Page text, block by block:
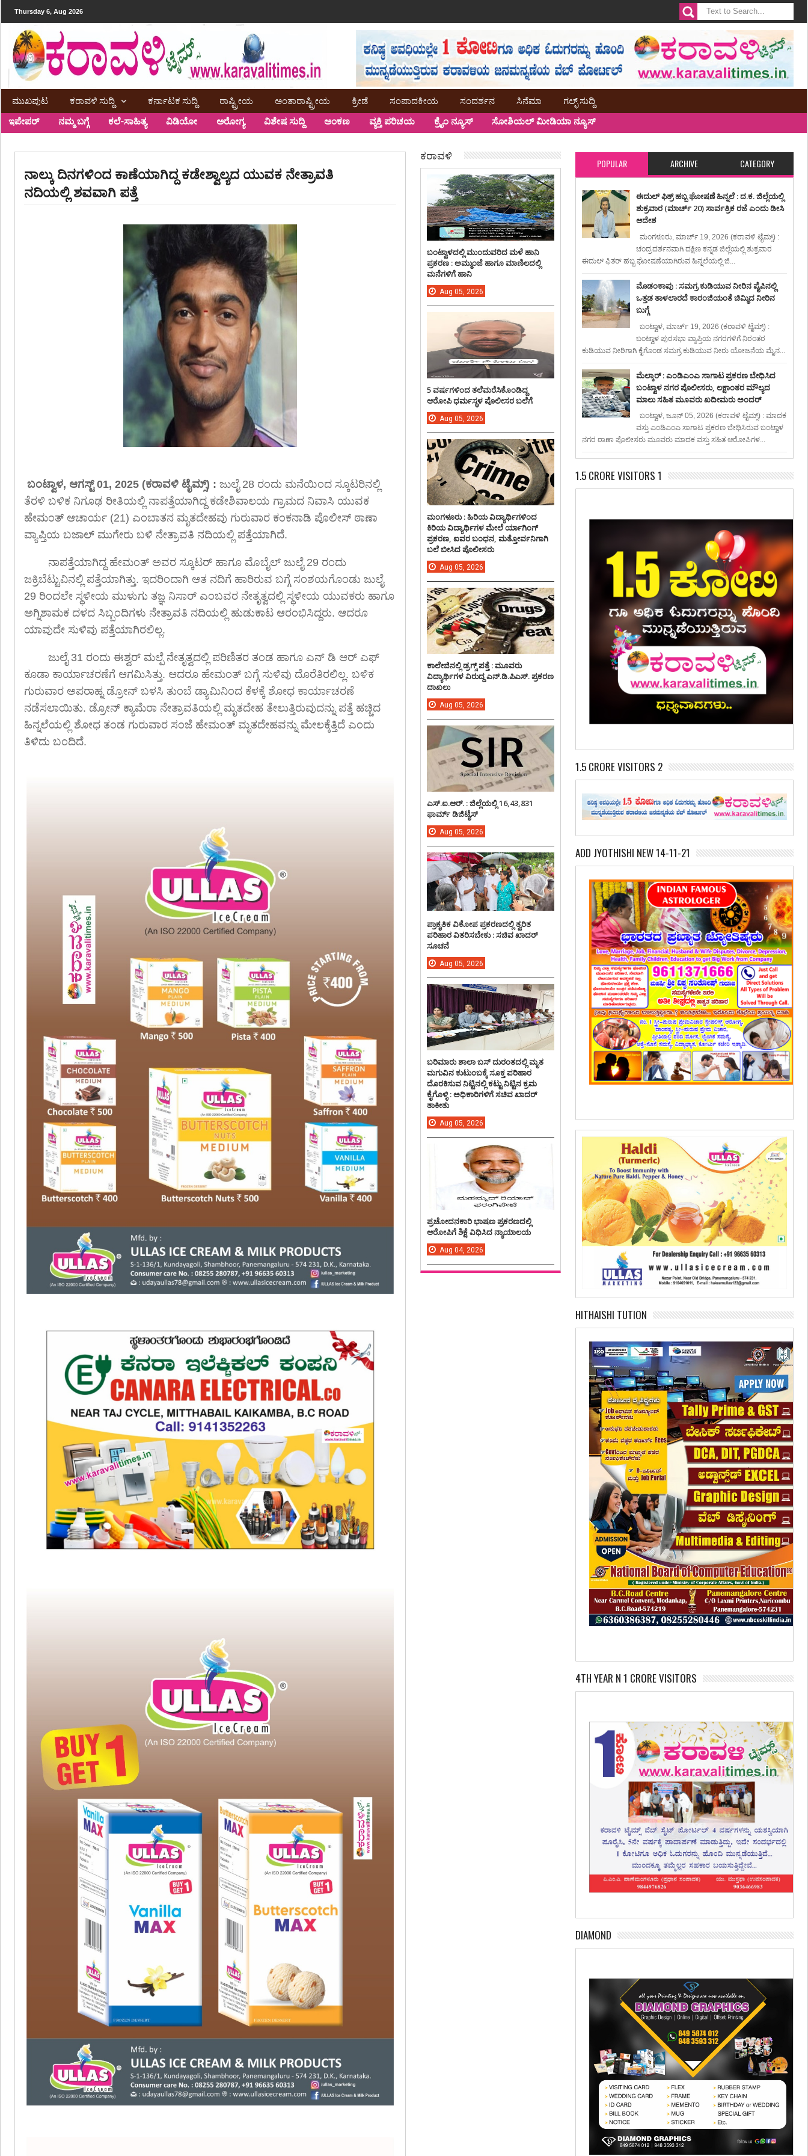
Thursday 6, Aug 2026
ಮುಖಪುಟ ಕರಾವಳಿ ಸುದ್ದಿ ಕರ್ನಾಟಕ ಸುದ್ದಿ ರಾಷ್ಟ್ರೀಯ ಅಂತಾರಾಷ್ಟ್ರೀಯ ಕ್ರೀಡೆ ಸಂಪಾದಕೀಯ ಸಂದರ್ಶನ ಸಿನೆಮಾ ಗಲ್ಫ್ ಸುದ್ದಿ
ಇಪೇಪರ್ ನಮ್ಮ ಬಗ್ಗೆ ಕಲೆ-ಸಾಹಿತ್ಯ ವಿಡಿಯೋ ಅರೋಗ್ಯ ವಿಶೇಷ ಸುದ್ದಿ ಅಂಕಣ ವ್ಯಕ್ತಿ ಪರಿಚಯ ಕ್ರೈಂ ನ್ಯೂಸ್ ಸೋಶಿಯಲ್ ಮೀಡಿಯಾ ನ್ಯೂಸ್
ನಾಲ್ಕು ದಿನಗಳಿಂದ ಕಾಣೆಯಾಗಿದ್ದ ಕಡೇಶ್ವಾಲ್ಯದ ಯುವಕ ನೇತ್ರಾವತಿ
ನದಿಯಲ್ಲಿ ಶವವಾಗಿ ಪತ್ತೆ
ಬಂಟ್ವಾಳ, ಆಗಸ್ಟ್ 01, 2025 (ಕರಾವಳಿ ಟೈಮ್ಸ್) : ಜುಲೈ 28 ರಂದು ಮನೆಯಿಂದ ಸ್ಕೂಟರಿನಲ್ಲಿ
ತೆರಳಿ ಬಳಿಕ ನಿಗೂಢ ರೀತಿಯಲ್ಲಿ ನಾಪತ್ತೆಯಾಗಿದ್ದ ಕಡೇಶಿವಾಲಯ ಗ್ರಾಮದ ನಿವಾಸಿ ಯುವಕ
ಹೇಮಂತ್ ಆಚಾರ್ಯ (21) ಎಂಬಾತನ ಮೃತದೇಹವು ಗುರುವಾರ ಕಂಕನಾಡಿ ಪೊಲೀಸ್ ಠಾಣಾ
ವ್ಯಾಪ್ತಿಯ ಬಜಾಲ್ ಮುಗೇರು ಬಳಿ ನೇತ್ರಾವತಿ ನದಿಯಲ್ಲಿ ಪತ್ತೆಯಾಗಿದೆ.
ನಾಪತ್ತೆಯಾಗಿದ್ದ ಹೇಮಂತ್ ಅವರ ಸ್ಕೂಟರ್ ಹಾಗೂ ಮೊಬೈಲ್ ಜುಲೈ 29 ರಂದು
ಜಕ್ರಿಬೆಟ್ಟುವಿನಲ್ಲಿ ಪತ್ತೆಯಾಗಿತ್ತು. ಇದರಿಂದಾಗಿ ಆತ ನದಿಗೆ ಹಾರಿರುವ ಬಗ್ಗೆ ಸಂಶಯಗೊಂಡು ಜುಲೈ
29 ರಿಂದಲೇ ಸ್ಥಳೀಯ ಮುಳುಗು ತಜ್ಞ ನಿಸಾರ್ ಎಂಬವರ ನೇತೃತ್ವದಲ್ಲಿ ಸ್ಥಳೀಯ ಯುವಕರು ಹಾಗೂ
ಅಗ್ನಿಶಾಮಕ ದಳದ ಸಿಬ್ಬಂದಿಗಳು ನೇತ್ರಾವತಿ ನದಿಯಲ್ಲಿ ಹುಡುಕಾಟ ಆರಂಭಿಸಿದ್ದರು. ಆದರೂ
ಯಾವುದೇ ಸುಳಿವು ಪತ್ತೆಯಾಗಿರಲಿಲ್ಲ.
ಜುಲೈ 31 ರಂದು ಈಶ್ವರ್ ಮಲ್ಪೆ ನೇತೃತ್ವದಲ್ಲಿ ಪರಿಣಿತರ ತಂಡ ಹಾಗೂ ಎನ್ ಡಿ ಆರ್ ಎಫ್
ಕೂಡಾ ಕಾರ್ಯಾಚರಣೆಗೆ ಆಗಮಿಸಿತ್ತು. ಆದರೂ ಹೇಮಂತ್ ಬಗ್ಗೆ ಸುಳಿವು ದೊರೆತಿರಲಿಲ್ಲ. ಬಳಿಕ
ಗುರುವಾರ ಅಪರಾಹ್ನ ಡ್ರೋನ್ ಬಳಸಿ ತುಂಬೆ ಡ್ಯಾಮಿನಿಂದ ಕೆಳಕ್ಕೆ ಶೋಧ ಕಾರ್ಯಾಚರಣೆ
ನಡೆಸಲಾಯಿತು. ಡ್ರೋನ್ ಕ್ಯಾಮೆರಾ ನೇತ್ರಾವತಿಯಲ್ಲಿ ಮೃತದೇಹ ತೇಲುತ್ತಿರುವುದನ್ನು ಪತ್ತೆ ಹಚ್ಚಿದ
ಹಿನ್ನಲೆಯಲ್ಲಿ ಶೋಧ ತಂಡ ಗುರುವಾರ ಸಂಜೆ ಹೇಮಂತ್ ಮೃತದೇಹವನ್ನು ಮೇಲಕ್ಕೆತ್ತಿದೆ ಎಂದು
ತಿಳಿದು ಬಂದಿದೆ.
POPULAR ARCHIVE CATEGORY
ಈದುಲ್ ಫಿತ್ರ್ ಹಬ್ಬ ಘೋಷಣೆ ಹಿನ್ನಲೆ : ದ.ಕ. ಜಿಲ್ಲೆಯಲ್ಲಿ
ಶುಕ್ರವಾರ (ಮಾರ್ಚ್ 20) ಸಾರ್ವತ್ರಿಕ ರಜೆ ಎಂದು ಡೀಸಿ
ಆದೇಶ
ಮಂಗಳೂರು, ಮಾರ್ಚ್ 19, 2026 (ಕರಾವಳಿ ಟೈಮ್ಸ್) :
ಚಂದ್ರದರ್ಶನವಾಗಿ ದಕ್ಷಿಣ ಕನ್ನಡ ಜಿಲ್ಲೆಯಲ್ಲಿ ಶುಕ್ರವಾರ
ಈದುಲ್ ಫಿತರ್ ಹಬ್ಬ ಘೋಷಣೆಯಾಗಿರುವ ಹಿನ್ನಲೆಯಲ್ಲಿ ಜಿ...
ಮೊಡಂಕಾಪು : ಸಮಗ್ರ ಕುಡಿಯುವ ನೀರಿನ ಪೈಪಿನಲ್ಲಿ
ಒತ್ತಡ ತಾಳಲಾರದೆ ಕಾರಂಜಿಯಂತೆ ಚಿಮ್ಮಿದ ನೀರಿನ
ಬುಗ್ಗೆ
ಬಂಟ್ವಾಳ, ಮಾರ್ಚ್ 19, 2026 (ಕರಾವಳಿ ಟೈಮ್ಸ್) :
ಬಂಟ್ವಾಳ ಪುರಸಭಾ ವ್ಯಾಪ್ತಿಯ ನಗರಗಳಿಗೆ ನಿರಂತರ
ಕುಡಿಯುವ ನೀರಿಗಾಗಿ ಕೈಗೊಂಡ ಸಮಗ್ರ ಕುಡಿಯುವ ನೀರು ಯೋಜನೆಯ ಮೈನ...
ಮೆಲ್ಕಾರ್ : ಎಂಡಿಎಂಎ ಸಾಗಾಟ ಪ್ರಕರಣ ಬೇಧಿಸಿದ
ಬಂಟ್ವಾಳ ನಗರ ಪೊಲೀಸರು, ಲಕ್ಷಾಂತರ ಮೌಲ್ಯದ
ಮಾಲು ಸಹಿತ ಮೂವರು ಖದೀಮರು ಅಂದರ್
ಬಂಟ್ವಾಳ, ಜೂನ್ 05, 2026 (ಕರಾವಳಿ ಟೈಮ್ಸ್) : ಮಾದಕ
ವಸ್ತು ಎಂಡಿಎಂಎ ಸಾಗಾಟ ಪ್ರಕರಣ ಬೇಧಿಸಿರುವ ಬಂಟ್ವಾಳ
ನಗರ ಠಾಣಾ ಪೊಲೀಸರು ಮೂವರು ಮಾದಕ ವಸ್ತು ಸಹಿತ ಆರೋಪಿಗಳ...
1.5 CRORE VISITORS 1
1.5 CRORE VISITORS 2
ADD JYOTHISHI NEW 14-11-21
HITHAISHI TUTION
4TH YEAR N 1 CRORE VISITORS
DIAMOND
ಕರಾವಳಿ
ಬಂಟ್ವಾಳದಲ್ಲಿ ಮುಂದುವರಿದ ಮಳೆ ಹಾನಿ
ಪ್ರಕರಣ : ಅಮ್ಮುಂಜೆ ಹಾಗೂ ಮಾಣಿಲದಲ್ಲಿ
ಮನೆಗಳಿಗೆ ಹಾನಿ
Aug 05, 2026
5 ವರ್ಷಗಳಿಂದ ತಲೆಮರೆಸಿಕೊಂಡಿದ್ದ
ಆರೋಪಿ ಧರ್ಮಸ್ಥಳ ಪೊಲೀಸರ ಬಲೆಗೆ
Aug 05, 2026
ಮಂಗಳೂರು : ಹಿರಿಯ ವಿದ್ಯಾರ್ಥಿಗಳಿಂದ
ಕಿರಿಯ ವಿದ್ಯಾರ್ಥಿಗಳ ಮೇಲೆ ರ್ಯಾಗಿಂಗ್
ಪ್ರಕರಣ, ಐವರ ಬಂಧನ, ಮತ್ತೋರ್ವನಿಗಾಗಿ
ಬಲೆ ಬೀಸಿದ ಪೊಲೀಸರು
Aug 05, 2026
ಕಾಲೇಜಿನಲ್ಲಿ ಡ್ರಗ್ಸ್ ಪತ್ತೆ : ಮೂವರು
ವಿದ್ಯಾರ್ಥಿಗಳ ವಿರುದ್ದ ಎನ್.ಡಿ.ಪಿಎಸ್. ಪ್ರಕರಣ
ದಾಖಲು
Aug 05, 2026
ಎಸ್.ಐ.ಆರ್. : ಜಿಲ್ಲೆಯಲ್ಲಿ 16,43,831
ಫಾರ್ಮ್ ಡಿಜಿಟೈಸ್
Aug 05, 2026
ಪ್ರಾಕೃತಿಕ ವಿಕೋಪ ಪ್ರಕರಣದಲ್ಲಿ ತ್ವರಿತ
ಪರಿಹಾರ ವಿತರಿಸಬೇಕು : ಸಚಿವ ಖಾದರ್
ಸೂಚನೆ
Aug 05, 2026
ಬರಿಮಾರು ಶಾಲಾ ಬಸ್ ದುರಂತದಲ್ಲಿ ಮೃತ
ಮಗುವಿನ ಕುಟುಂಬಕ್ಕೆ ಸೂಕ್ತ ಪರಿಹಾರ
ದೊರಕಿಸುವ ನಿಟ್ಟಿನಲ್ಲಿ ಕಟ್ಟು ನಿಟ್ಟಿನ ಕ್ರಮ
ಕೈಗೊಳ್ಳಿ : ಅಧಿಕಾರಿಗಳಿಗೆ ಸಚಿವ ಖಾದರ್
ತಾಕೀತು
Aug 05, 2026
ಪ್ರಚೋದನಕಾರಿ ಭಾಷಣ ಪ್ರಕರಣದಲ್ಲಿ
ಆರೋಪಿಗೆ ಶಿಕ್ಷೆ ವಿಧಿಸಿದ ನ್ಯಾಯಾಲಯ
Aug 04, 2026